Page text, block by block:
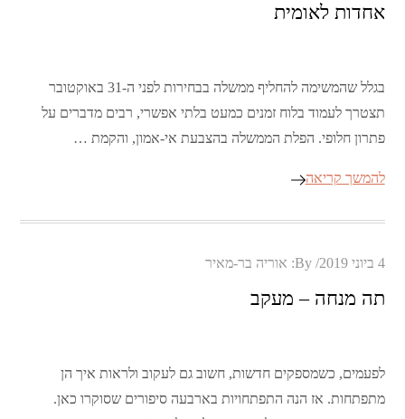
אחדות לאומית
בגלל שהמשימה להחליף ממשלה בבחירות לפני ה-31 באוקטובר
תצטרך לעמוד בלוח זמנים כמעט בלתי אפשרי, רבים מדברים על
פתרון חלופי. הפלת הממשלה בהצבעת אי-אמון, והקמת …
להמשך קריאה
Posted
4 ביוני 2019 By: אוריה בר-מאיר
תה מנחה – מעקב
לפעמים, כשמספקים חדשות, חשוב גם לעקוב ולראות איך הן
מתפתחות. אז הנה התפתחויות בארבעה סיפורים שסוקרו כאן.